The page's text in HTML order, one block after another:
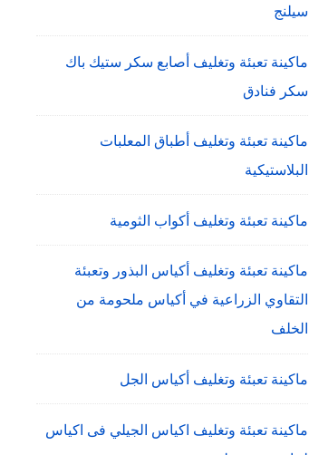
سيلنج
ماكينة تعبئة وتغليف أصابع سكر ستيك باك
سكر فنادق
ماكينة تعبئة وتغليف أطباق المعلبات
البلاستيكية
ماكينة تعبئة وتغليف أكواب الثومية
ماكينة تعبئة وتغليف أكياس البذور وتعبئة
التقاوي الزراعية في أكياس ملحومة من
الخلف
ماكينة تعبئة وتغليف أكياس الجل
ماكينة تعبئة وتغليف اكياس الجيلي فى اكياس